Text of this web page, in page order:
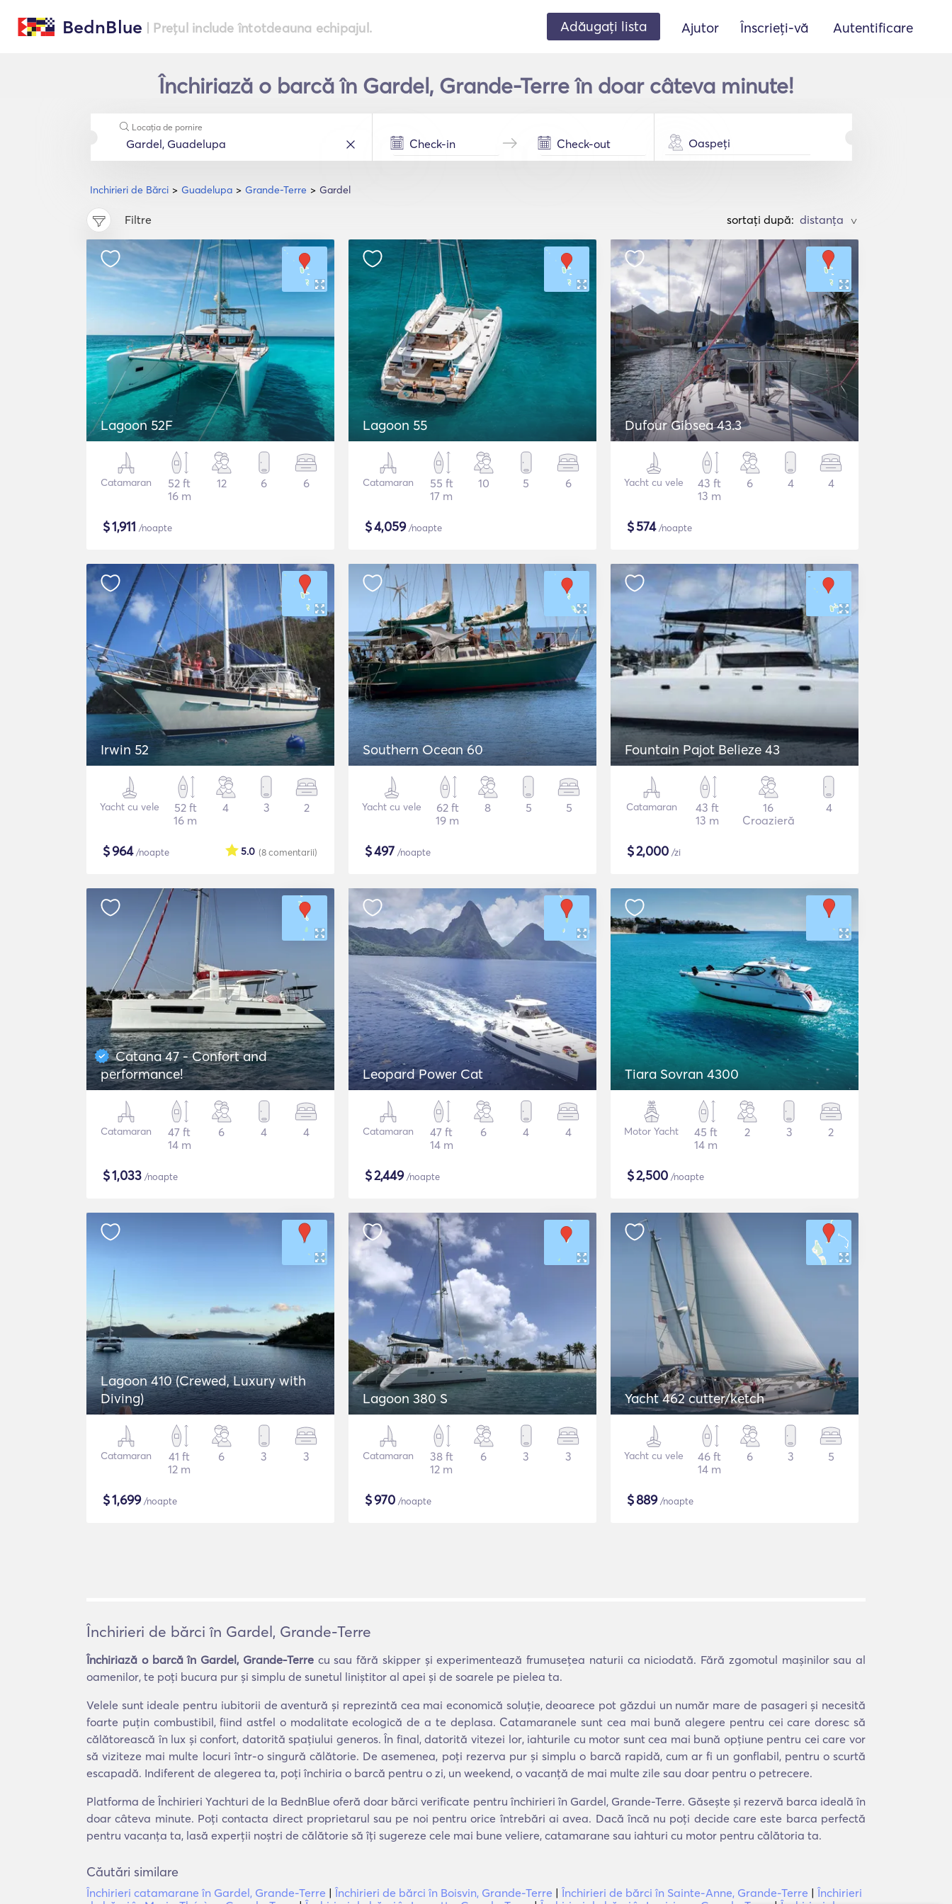
BednBlue | Prețul include întotdeauna echipajul. Adăugați lista Ajutor Înscrieți-vă Autentificare
Închiriază o barcă în Gardel, Grande-Terre în doar câteva minute!
Inchirieri de Bărci Guadelupa Grande-Terre Gardel
Locația de pornire
Oaspeți
Filtre sortați după: >
Lagoon 52F
Catamaran
52 ft
16 m
12 6 6
$1,911 /noapte
Lagoon 55
Catamaran
55 ft
17 m
10 5 6
$4,059/noapte
Dufour Gibsea 43.3
Yacht cu vele
43 ft
13 m
6 4 4
$574/noapte
Irwin 52
Yacht cu vele
52 ft
16 m
4 3 2
$964/noapte (8comentarii)
5.0
Southern Ocean 60
Yacht cu vele
62 ft
19 m
8 5 5
$497 /noapte
Fountain Pajot Belieze 43
Catamaran
43 ft
13 m
16
Croazieră
4
$2,000 /zi
Catana 47 - Confort and
performance!
Catamaran
47 ft
14 m
6 4 4
$1,033 /noapte
Leopard Power Cat
Catamaran
47 ft
14 m
6 4 4
$2,449/noapte
Tiara Sovran 4300
Motor Yacht
45 ft
14 m
2 3 2
$2,500 /noapte
Lagoon 410 (Crewed, Luxury with
Diving)
Catamaran
41 ft
12 m
6 3 3
$1,699/noapte
Lagoon 380 S
Catamaran
38 ft
12 m
6 3 3
$970 /noapte
Yacht 462 cutter/ketch
Yacht cu vele
46 ft
14 m
6 3 5
$889/noapte
Închirieri de bărci în Gardel, Grande-Terre
Închiriază o barcă în Gardel, Grande-Terrecu sau fără skipper și experimentează frumusețea naturii ca niciodată. Fără zgomotul mașinilor sau al
oamenilor, te poți bucura pur și simplu de sunetul liniștitor al apei și de soarele pe pielea ta.
Velele sunt ideale pentru iubitorii de aventură și reprezintă cea mai economică soluție, deoarece pot găzdui un număr mare de pasageri și necesită
foarte puțin combustibil, fiind astfel o modalitate ecologică de a te deplasa. Catamaranele sunt cea mai bună alegere pentru cei care doresc să
călătorească în lux și confort, datorită spațiului generos. În final, datorită vitezei lor, iahturile cu motor sunt cea mai bună opțiune pentru cei care vor
să viziteze mai multe locuri într-o singură călătorie. De asemenea, poți rezerva pur și simplu o barcă rapidă, cum ar fi un gonflabil, pentru o scurtă
escapadă. Indiferent de alegerea ta, poți închiria o barcă pentru o zi, un weekend, o vacanță de mai multe zile sau doar pentru o petrecere.
Platforma de Închirieri Yachturi de la BednBlue oferă doar bărci verificate pentru închirieri în Gardel, Grande-Terre. Găsește și rezervă barca ideală în
doar câteva minute. Poți contacta direct proprietarul sau pe noi pentru orice întrebări ai avea. Dacă încă nu poți decide care este barca perfectă
pentru vacanța ta, lasă experții noștri de călătorie să îți sugereze cele mai bune veliere, catamarane sau iahturi cu motor pentru călătoria ta.
Căutări similare
Închirieri catamarane în Gardel, Grande-Terre | Închirieri de bărci în Boisvin, Grande-Terre | Închirieri de bărci în Sainte-Anne, Grande-Terre | Închirieri